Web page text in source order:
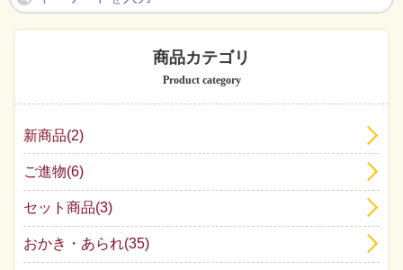
商品カテゴリ
Product category
新商品(2)
ご進物(6)
セット商品(3)
おかき・あられ(35)